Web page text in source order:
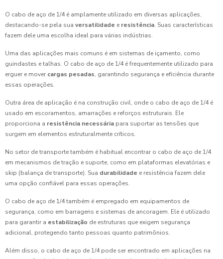
O cabo de aço de 1/4 é amplamente utilizado em diversas aplicações,
destacando-se pela sua versatilidade e resistência. Suas características
fazem dele uma escolha ideal para várias indústrias.
Uma das aplicações mais comuns é em sistemas de içamento, como
guindastes e talhas. O cabo de aço de 1/4 é frequentemente utilizado para
erguer e mover cargas pesadas, garantindo segurança e eficiência durante
essas operações.
Outra área de aplicação é na construção civil, onde o cabo de aço de 1/4 é
usado em escoramentos, amarrações e reforços estruturais. Ele
proporciona a resistência necessária para suportar as tensões que
surgem em elementos estruturalmente críticos.
No setor de transporte também é habitual encontrar o cabo de aço de 1/4
em mecanismos de tração e suporte, como em plataformas elevatórias e
skip (balança de transporte). Sua durabilidade e resistência fazem dele
uma opção confiável para essas operações.
O cabo de aço de 1/4 também é empregado em equipamentos de
segurança, como em barragens e sistemas de ancoragem. Ele é utilizado
para garantir a estabilização de estruturas que exigem segurança
adicional, protegendo tanto pessoas quanto patrimônios.
Além disso, o cabo de aço de 1/4 pode ser encontrado em aplicações na